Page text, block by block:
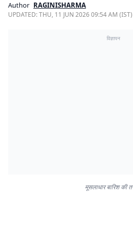
Author RAGINISHARMA
UPDATED:THU, 11 JUN 2026 09:54 AM (IST)
विज्ञापन
मूसलाधार बारिश की